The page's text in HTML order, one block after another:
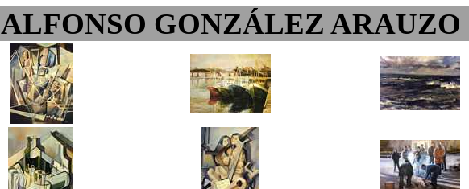
ALFONSO GONZÁLEZ ARAUZO